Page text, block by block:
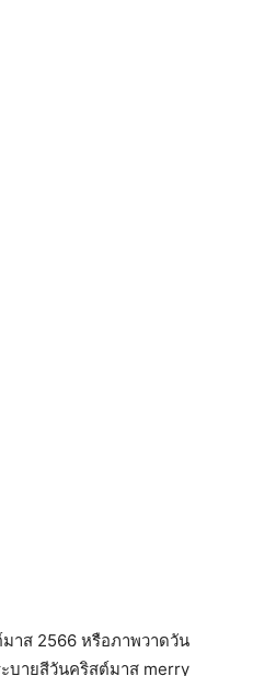
าส 2566 หรือภาพวาดวัน
บายสีวันคริสต์มาส merry